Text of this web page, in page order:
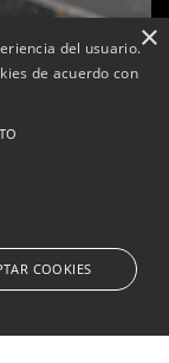
Lleida
- 08:10
×
del usuario.
de acuerdo con
COOKIES